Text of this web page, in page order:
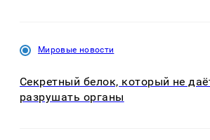
Мировые новости
Секретный белок, который не
разрушать органы